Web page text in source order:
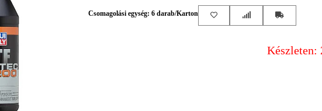
Csomagolási egység: 6 darab/Karton
Készleten: